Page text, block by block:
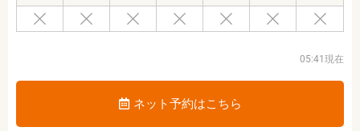
05:41現在
ネット予約はこちら